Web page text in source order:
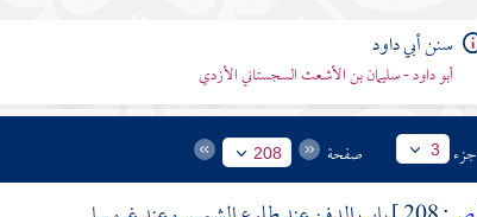
سنن أبي داود
أبو داود - سليمان بن الأشعث السجستاني الأزدي
جزء 3 صفحة 208